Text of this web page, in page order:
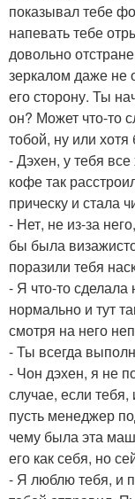
показывал тебе
напевать тебе
довольно
зеркалом даже не
его сторону. Ты
он? Может что-то
тобой, ну или
- Дэхен, у тебя
кофе так
прическу и стала
- Нет, не из-за
бы была
поразили тебя
- Я что-то
нормально и тут
смотря на него
- Ты всегда
- Чон дэхен, я не
случае, если тебя,
пусть менеджер
чему была эта
его как себя, но
- Я люблю тебя, и